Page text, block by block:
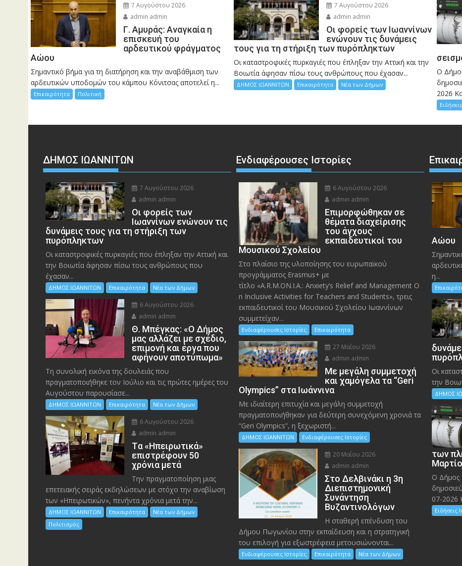
7 Αυγούστου 2026
admin admin
Γ. Αμυράς: Αναγκαία η
επισκευή του
αρδευτικού φράγματος
Αώου
Σημαντικό βήμα για τη διατήρηση και την αναβάθμιση των
αρδευτικών υποδομών του κάμπου Κόνιτσας αποτελεί η...
Επικαιρότητα Πολιτική
7 Αυγούστου 2026
admin admin
Οι φορείς των Ιωαννίνων
ενώνουν τις δυνάμεις
τους για τη στήριξη των πυρόπληκτων
Οι καταστροφικές πυρκαγιές που έπληξαν την Αττική και την
Bοιωτία άφησαν πίσω τους ανθρώπους που έχασαν...
ΔΗΜΟΣ ΙΩΑΝΝΙΤΩΝ Επικαιρότητα Νέα των Δήμων
Ο
2026
ΔΗΜΟΣ ΙΩΑΝΝΙΤΩΝ
7 Αυγούστου 2026
admin admin
Οι φορείς των
Ιωαννίνων ενώνουν τις
δυνάμεις τους για τη στήριξη των
πυρόπληκτων
Οι καταστροφικές πυρκαγιές που έπληξαν την Αττική και
την Bοιωτία άφησαν πίσω τους ανθρώπους που
έχασαν...
ΔΗΜΟΣ ΙΩΑΝΝΙΤΩΝ Επικαιρότητα Νέα των Δήμων
6 Αυγούστου 2026
admin admin
Θ. Μπέγκας: «Ο Δήμος
μας αλλάζει με σχέδιο,
επιμονή και έργα που
αφήνουν αποτύπωμα»
Τη συνολική εικόνα της δουλειάς που
πραγματοποιήθηκε τον Ιούλιο και τις πρώτες ημέρες του
Αυγούστου παρουσίασε...
ΔΗΜΟΣ ΙΩΑΝΝΙΤΩΝ Επικαιρότητα Νέα των Δήμων
6 Αυγούστου 2026
admin admin
Tα «Ηπειρωτικά»
επιστρέφουν 50
χρόνια μετά
Την πραγματοποίηση μιας
επετειακής σειράς εκδηλώσεων με στόχο την αναβίωση
των «Ηπειρωτικών», πενήντα χρόνια μετά την...
ΔΗΜΟΣ ΙΩΑΝΝΙΤΩΝ Επικαιρότητα
Νέα των Δήμων
Πολιτισμός
Ενδιαφέρουσες Ιστορίες
6 Αυγούστου 2026
admin admin
Eπιμορφώθηκαν σε
θέματα διαχείρισης
του άγχους
εκπαιδευτικοί του
Μουσικού Σχολείου
Στο πλαίσιο της υλοποίησης του ευρωπαϊκού
προγράμματος Erasmus+ με
τίτλο «A.R.M.ON.I.A.: Anxiety’s Relief and Management O
n Inclusive Activities for Teachers and Students», τρεις
εκπαιδευτικοί του Μουσικού Σχολείου Ιωαννίνων
συμμετείχαν...
Ενδιαφέρουσες Ιστορίες Επικαιρότητα
27 Μαΐου 2026
admin admin
Με μεγάλη συμμετοχή
και χαμόγελα τα “Geri
Olympics” στα Ιωάννινα
Με ιδιαίτερη επιτυχία και μεγάλη συμμετοχή
πραγματοποιήθηκαν για δεύτερη συνεχόμενη χρονιά τα
“Geri Olympics”, η ξεχωριστή...
ΔΗΜΟΣ ΙΩΑΝΝΙΤΩΝ Ενδιαφέρουσες Ιστορίες
20 Μαΐου 2026
admin admin
Στο Δελβινάκι η 3η
Διεπιστημονική
Συνάντηση
Βυζαντινολόγων
Η σταθερή επένδυση του
Δήμου Πωγωνίου στην εκπαίδευση και η στρατηγική
του επιλογή για εξωστρέφεια μετουσιώνονται...
Ενδιαφέρουσες Ιστορίες Επικαιρότητα Νέα των Δήμων
Αώου
η...
Οι
την
ΔΗΜΟΣ
των
Ο Δήμος
07-2026
Ειδήσεις